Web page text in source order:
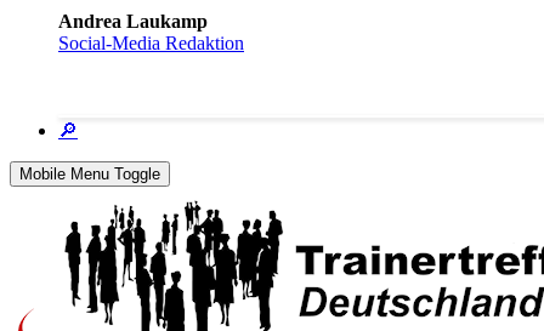
Andrea Laukamp
Social-Media Redaktion
🔎
Mobile Menu Toggle